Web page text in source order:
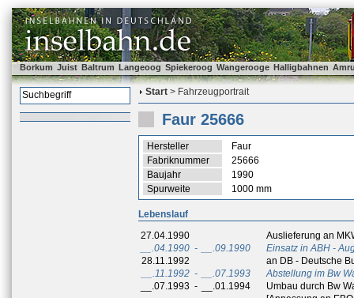
Borkum Juist Baltrum Langeoog Spiekeroog Wangerooge Halligbahnen
Start > Fahrzeugportrait
Faur 25666
Hersteller
Faur
Fabriknummer
25666
Baujahr
1990
Spurweite
1000 mm
Lebenslauf
27.04.1990
Auslieferung an
__.04.1990 - __.09.1990
Einsatz in ABH -
28.11.1992
an DB - Deutsche
__.11.1992 - __.07.1993
Abstellung im Bw
__.07.1993 - __.01.1994
Umbau durch Bw